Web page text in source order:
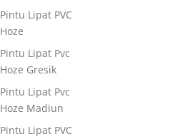
Pintu Lipat PVC
Hoze
Pintu Lipat Pvc
Hoze Gresik
Pintu Lipat Pvc
Hoze Madiun
Pintu Lipat PVC